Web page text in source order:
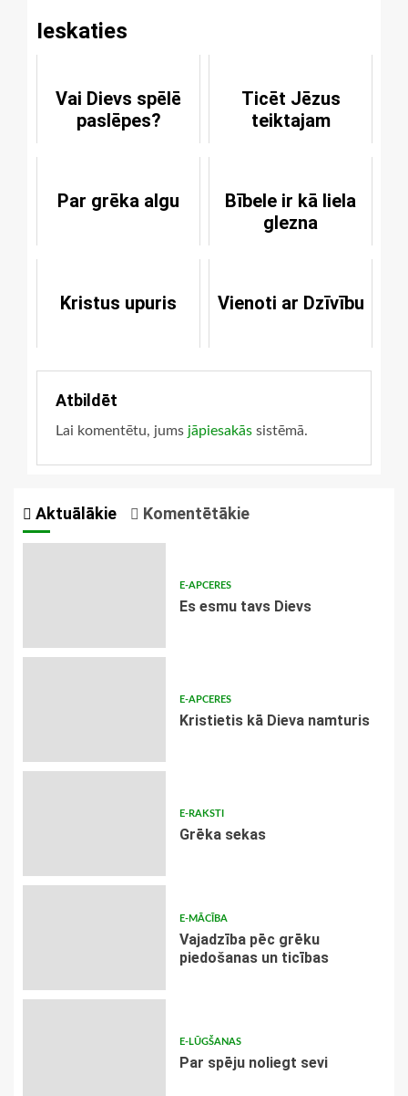
Ieskaties
Vai Dievs spēlē
paslēpes?
Ticēt Jēzus
teiktajam
Par grēka algu
Bībele ir kā liela
glezna
Kristus upuris Vienoti ar Dzīvību
Atbildēt
Lai komentētu, jums jāpiesakās sistēmā.
Aktuālākie Komentētākie
E-APCERES
Es esmu tavs Dievs
E-APCERES
Kristietis kā Dieva namturis
E-RAKSTI
Grēka sekas
E-MĀCĪBA
Vajadzība pēc grēku
piedošanas un ticības
E-LŪGŠANAS
Par spēju noliegt sevi